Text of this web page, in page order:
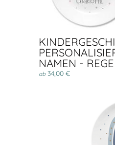
NAMEN -
ab34,00 €